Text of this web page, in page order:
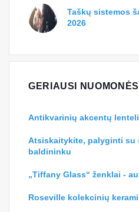
Taškų sistemos
2026
GERIAUSI
Antikvarinių akcentų
Atsiskaitykite, palyginti su
baldininku
„Tiffany Glass“ ženklai -
Roseville kolekcinių